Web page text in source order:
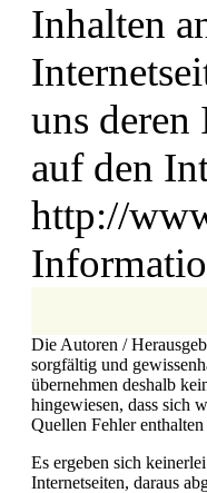
Inhalten
uns
auf den
http://
Die Autoren /
sorgfältig und
übernehmen deshalb
hingewiesen, dass sich
Quellen Fehler
Es ergeben sich
Internetseiten, daraus